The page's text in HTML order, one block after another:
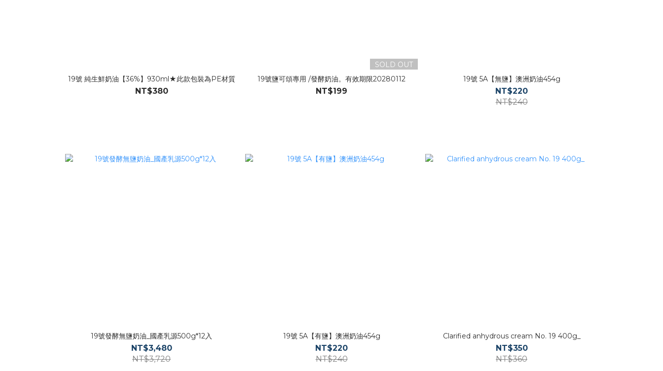
19號 純生鮮奶油【36%】930ml★此款包裝為PE材質
NT$380
SOLD OUT
19號鹽可頌專用 /發酵奶油。有效期限20280112
NT$199
19號 5A【無鹽】澳洲奶油454g
NT$220
NT$240
19號發酵無鹽奶油_國產乳源500g*12入
NT$3,480
NT$3,720
19號 5A【有鹽】澳洲奶油454g
NT$220
NT$240
Clarified anhydrous cream No. 19 400g_
NT$350
NT$360